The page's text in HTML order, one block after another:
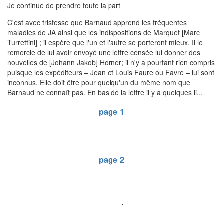
Je continue de prendre toute la part
C'est avec tristesse que Barnaud apprend les fréquentes
maladies de JA ainsi que les indispositions de Marquet [Marc
Turrettini] ; il espère que l'un et l'autre se porteront mieux. Il le
remercie de lui avoir envoyé une lettre censée lui donner des
nouvelles de [Johann Jakob] Horner; il n'y a pourtant rien compris
puisque les expéditeurs – Jean et Louis Faure ou Favre – lui sont
inconnus. Elle doit être pour quelqu'un du même nom que
Barnaud ne connaît pas. En bas de la lettre il y a quelques li...
page 1
page 2